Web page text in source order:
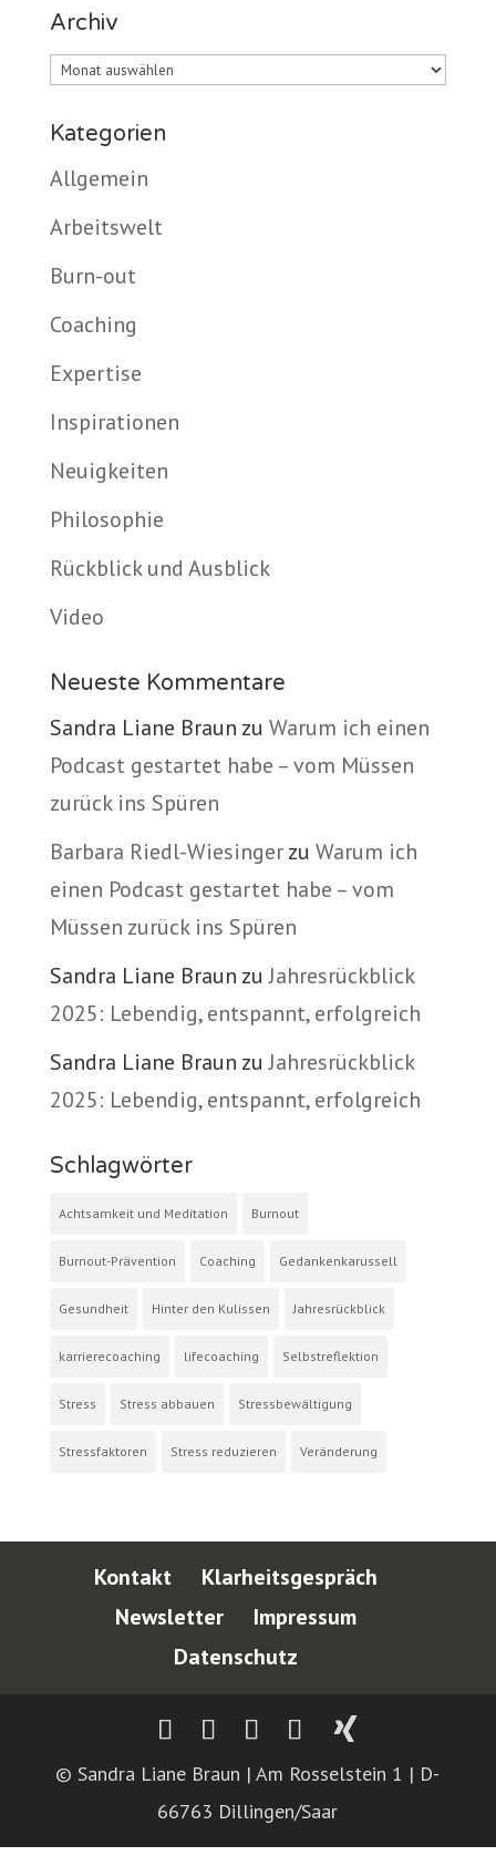
Archiv
Archiv
Kategorien
Allgemein
Arbeitswelt
Burn-out
Coaching
Expertise
Inspirationen
Neuigkeiten
Philosophie
Rückblick und Ausblick
Video
Neueste Kommentare
Sandra Liane Braun zu Warum ich einen
Podcast gestartet habe – vom Müssen
zurück ins Spüren
Barbara Riedl-Wiesingerzu Warum ich
einen Podcast gestartet habe – vom
Müssen zurück ins Spüren
Sandra Liane Braun zuJahresrückblick
2025: Lebendig, entspannt, erfolgreich
Sandra Liane Braun zuJahresrückblick
2025: Lebendig, entspannt, erfolgreich
Schlagwörter
Achtsamkeit und Meditation Burnout
Burnout-Prävention Coaching Gedankenkarussell
Gesundheit Hinter den Kulissen Jahresrückblick
karrierecoaching lifecoaching Selbstreflektion
Stress Stress abbauen Stressbewältigung
Stressfaktoren Stress reduzieren Veränderung
Kontakt
Klarheitsgespräch
Newsletter
Impressum
Datenschutz
© Sandra Liane Braun | Am Rosselstein 1 | D-
66763 Dillingen/Saar